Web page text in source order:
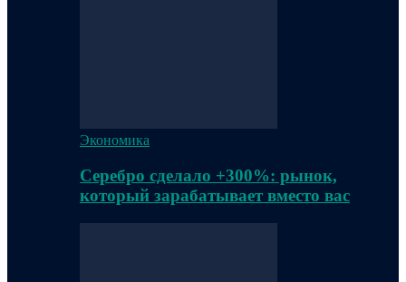
Экономика
Серебро сделало +300%: рынок,
который зарабатывает вместо вас